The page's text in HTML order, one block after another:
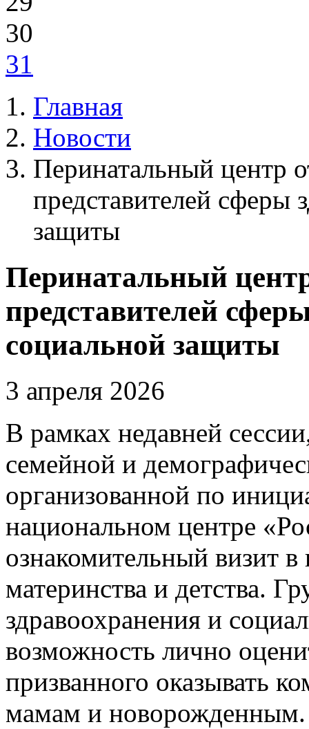
30
31
Главная
Новости
Перинатальный центр
представителей сферы
защиты
Перинатальный
представителей
социальной защиты
3 апреля 2026
В рамках недавней
семейной и
организованной по
национальном центре
ознакомительный визит
материнства и детства.
здравоохранения и
возможность лично
призванного оказывать
мамам и новорожденным.